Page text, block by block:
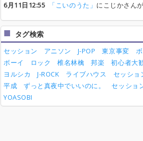
6月11日12:55
「こいのうた」 にこじかさん
タグ検索
セッション アニソン J-POP 東京事変
ボーイ
ロック 椎名林檎 邦楽 初心者大
ヨルシカ
J-ROCK ライブハウス セッショ
平成
ずっと真夜中でいいのに。 セッショ
YOASOBI